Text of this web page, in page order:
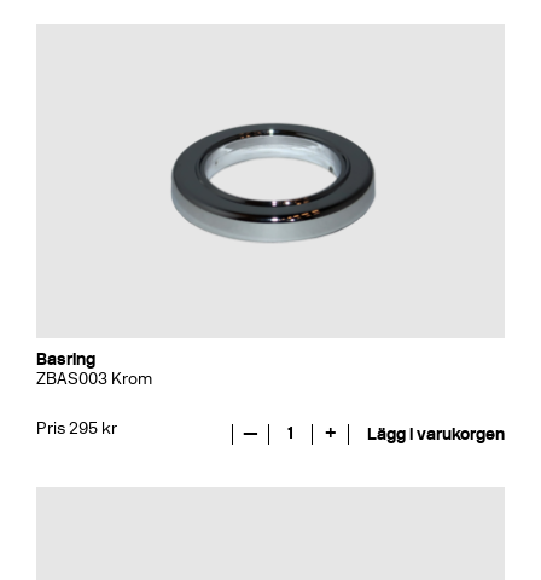
Basring
ZBAS003 Krom
Pris 295 kr — 1 + Lägg i varukorgen